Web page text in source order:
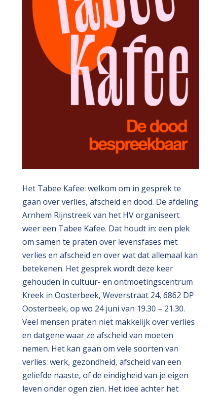
Het Tabee Kafee: welkom om in gesprek te
gaan over verlies, afscheid en dood. De afdeling
Arnhem Rijnstreek van het HV organiseert
weer een Tabee Kafee. Dat houdt in: een plek
om samen te praten over levensfases met
verlies en afscheid en over wat dat allemaal kan
betekenen. Het gesprek wordt deze keer
gehouden in cultuur- en ontmoetingscentrum
Kreek in Oosterbeek, Weverstraat 24, 6862 DP
Oosterbeek, op wo 24 juni van 19.30 – 21.30.
Veel mensen praten niet makkelijk over verlies
en datgene waar ze afscheid van moeten
nemen. Het kan gaan om vele soorten van
verlies: werk, gezondheid, afscheid van een
geliefde naaste, of de eindigheid van je eigen
leven onder ogen zien. Het idee achter het